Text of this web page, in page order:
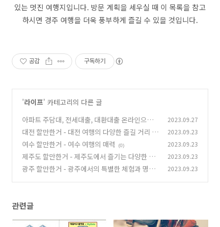
있는 멋진 여행지입니다. 방문 계획을 세우실 때 이 목록을 참고
하시면 경주 여행을 더욱 풍부하게 즐길 수 있을 것입니다.
공감 구독하기
'라이프' 카테고리의 다른 글
아파트 주담대, 전세대출, 대환대출 온라인으로
(0)
2023.09.27
대전 할만한거 - 대전 여행의 다양한 즐길 거리
(0)
2023.09.23
여수 할만한거 - 여수 여행의 매력 (0) 2023.09.23
제주도 할만한거 - 제주도에서 즐기는 다양한 활
동과 명소 (0)
2023.09.23
광주 할만한거 - 광주에서의 특별한 체험과 명소 2023.09.23
관련글